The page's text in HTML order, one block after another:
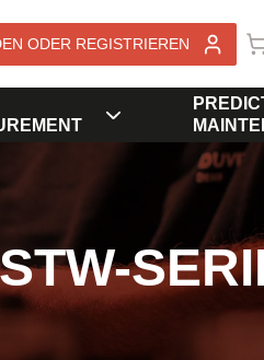
ODER REGISTRIEREN